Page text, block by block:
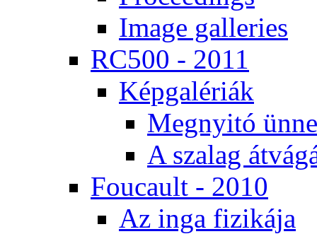
Image gal­le­ri­es
RC500 - 2011
Kép­ga­lé­ri­ák
Meg­nyi­tó
A sza­lag
Fo­u­ca­ult - 2010
Az in­ga fi­zi­ká­ja